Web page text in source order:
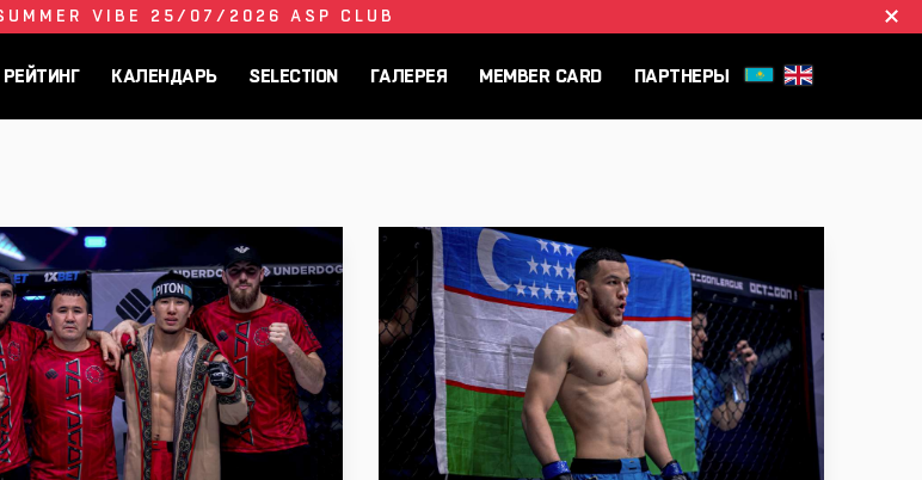
VIBE 25/07/2026 ASP CLUB
РЕЙТИНГ КАЛЕНДАРЬ SELECTION ГАЛЕРЕЯ MEMBER CARD ПАРТНЕРЫ